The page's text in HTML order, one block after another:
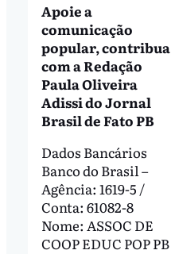
Apoie a
comunicação
popular, contribua
com a Redação
Paula Oliveira
Adissi do Jornal
Brasil de Fato PB
Dados Bancários
Banco do Brasil –
Agência: 1619-5 /
Conta: 61082-8
Nome: ASSOC DE
COOP EDUC POP PB